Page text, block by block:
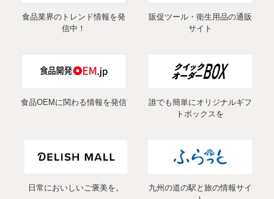
食品業界のトレンド情報を発
信中！
販促ツール・衛生用品の通販
サイト
食品OEMに関わる情報を発信
誰でも簡単にオリジナルギフ
トボックスを
日常においしいご褒美を。
九州の道の駅と旅の情報サイ